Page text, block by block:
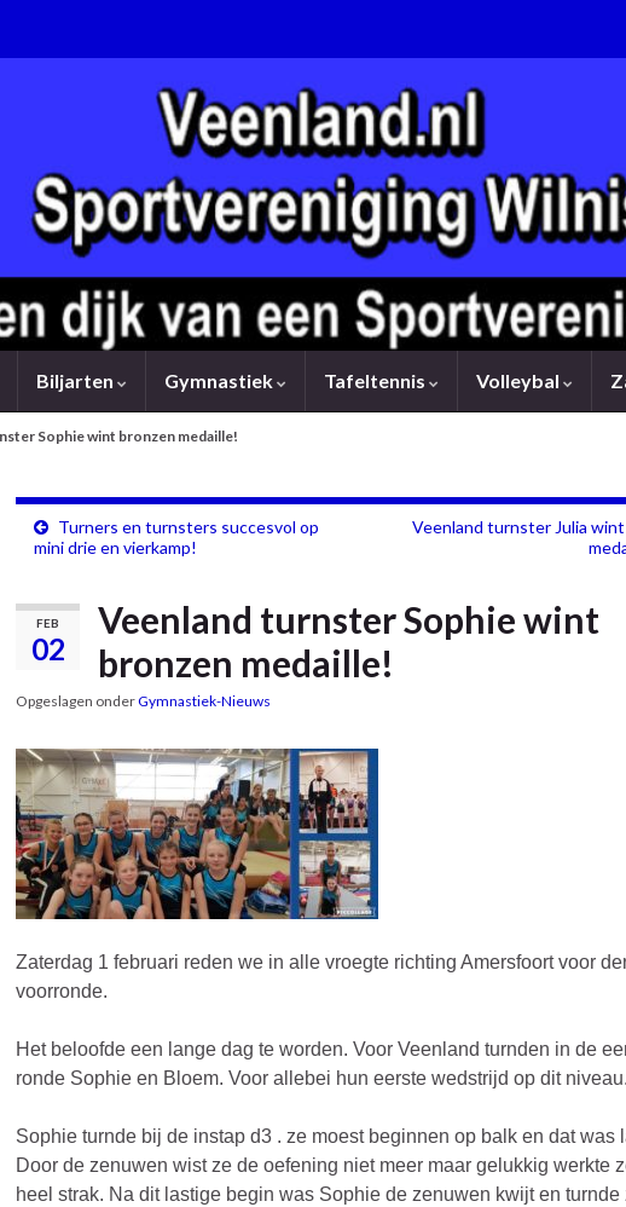
Biljarten Gymnastiek Tafeltennis Volleybal
Sophie wint bronzen medaille!
Turners en turnsters succesvol op
mini drie en vierkamp!
Veenland turnster Julia
FEB
02
Veenland turnster Sophie wint
bronzen medaille!
Opgeslagen onderGymnastiek-Nieuws
Zaterdag 1 februari reden we in alle vroegte richting Amersfoort voor
voorronde.
Het beloofde een lange dag te worden. Voor Veenland turnden in de
ronde Sophie en Bloem. Voor allebei hun eerste wedstrijd op dit niveau.
Sophie turnde bij de instap d3 . ze moest beginnen op balk en dat was
Door de zenuwen wist ze de oefening niet meer maar gelukkig werkte
heel strak. Na dit lastige begin was Sophie de zenuwen kwijt en turnde